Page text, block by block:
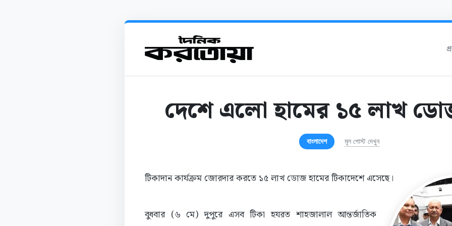
দেশে এলো হামের ১৫ লাখ
বাংলাদেশ মূল পোস্ট দেখুন
টিকাদান কার্যক্রম জোরদার করতে ১৫ লাখ ডোজ হামের টিকাদেশে এসেছে।
বুধবার (৬ মে) দুপুরে এসব টিকা হযরত শাহজালাল আন্তর্জাতিক